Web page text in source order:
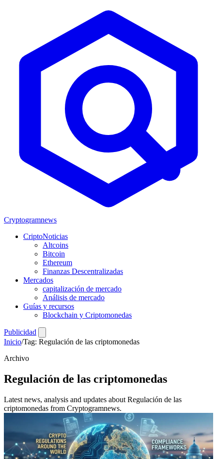
Cryptogramnews
CriptoNoticias
Altcoins
Bitcoin
Ethereum
Finanzas Descentralizadas
Mercados
capitalización de mercado
Análisis de mercado
Guías y recursos
Blockchain y Criptomonedas
Publicidad
Inicio/Tag: Regulación de las criptomonedas
Archivo
Regulación de las criptomonedas
Latest news, analysis and updates about Regulación de las
criptomonedas from Cryptogramnews.